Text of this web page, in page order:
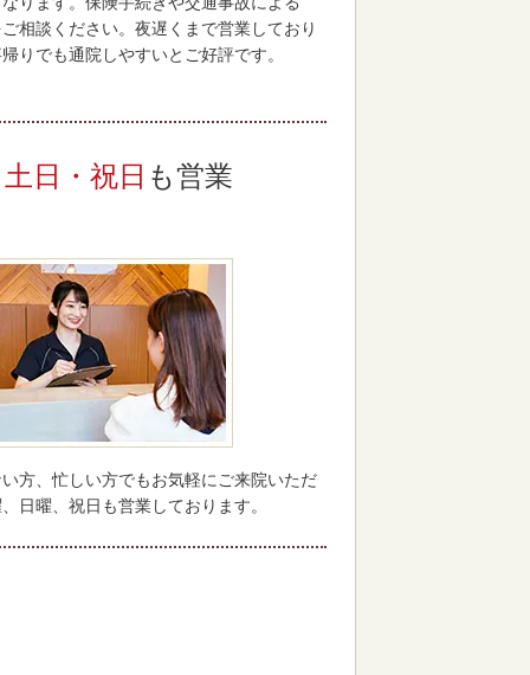
相談ください。夜遅くまで営業しており
りでも通院しやすいとご好評です。
土日・祝日 も営業
方、忙しい方でもお気軽にご来院いただ
日曜、祝日も営業しております。